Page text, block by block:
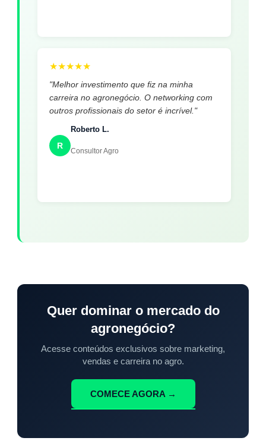
★★★★★
"Melhor investimento que fiz na minha
carreira no agronegócio. O networking com
outros profissionais do setor é incrível."
R
Roberto L.
Consultor Agro
Quer dominar o mercado do
agronegócio?
Acesse conteúdos exclusivos sobre marketing,
vendas e carreira no agro.
COMECE AGORA →